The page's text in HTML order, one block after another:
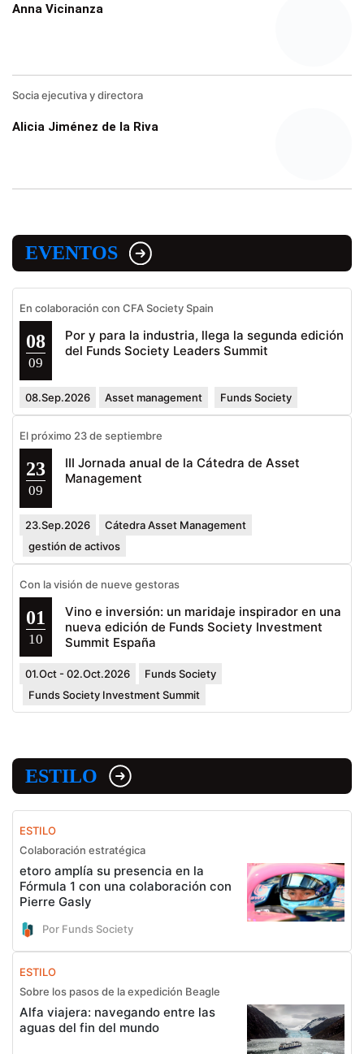
Anna Vicinanza
Socia ejecutiva y directora
Alicia Jiménez de la Riva
EVENTOS
En colaboración con CFA Society Spain
08
09
Por y para la industria, llega la segunda edición
del Funds Society Leaders Summit
08.Sep.2026 Asset management Funds Society
El próximo 23 de septiembre
23
09
III Jornada anual de la Cátedra de Asset
Management
23.Sep.2026
Cátedra Asset Management
gestión de activos
Con la visión de nueve gestoras
01
10
Vino e inversión: un maridaje inspirador en una
nueva edición de Funds Society Investment
Summit España
01.Oct - 02.Oct.2026
Funds Society
Funds Society Investment Summit
ESTILO
ESTILO
Colaboración estratégica
etoro amplía su presencia en la
Fórmula 1 con una colaboración con
Pierre Gasly
Por Funds Society
ESTILO
Sobre los pasos de la expedición Beagle
Alfa viajera: navegando entre las
aguas del fin del mundo